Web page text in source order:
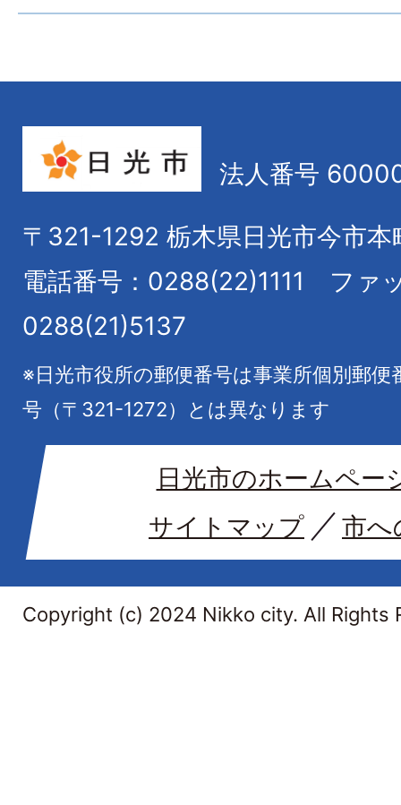
法人番号
〒321-1292 栃木県日光市今市本
電話番号：0288(22)1111
ファ
0288(21)5137
※日光市役所の郵便番号は事業所個別郵
号（〒321-1272）とは異なります
日光市のホームペー
サイトマップ
市へ
Copyright (c) 2024 Nikko city. All Rights